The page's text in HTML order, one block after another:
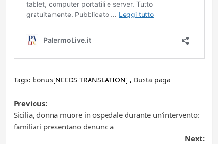
Tags: bonus[NEEDS TRANSLATION] , Busta paga
Post
navigation
Previous:
Sicilia, donna muore in ospedale durante un’intervento:
familiari presentano denuncia
Next: